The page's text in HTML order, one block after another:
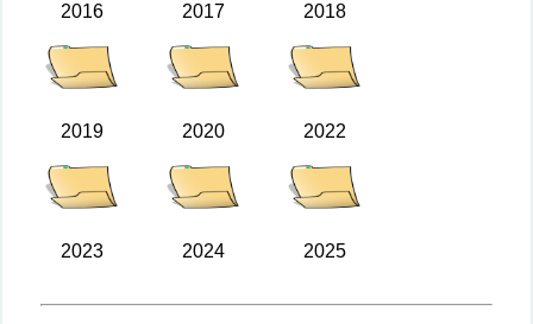
2016 2017 2018
2019 2020 2022
2023 2024 2025